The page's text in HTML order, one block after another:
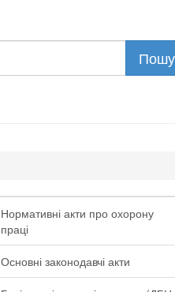
Нормативні акти про охорону
праці
Основні законодавчі акти